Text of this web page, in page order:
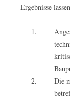
Ergebnisse
Die